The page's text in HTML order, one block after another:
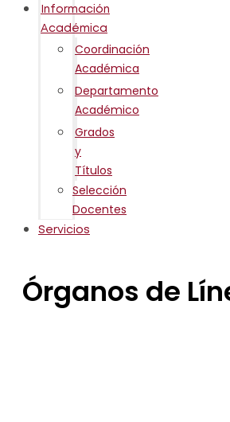
Información
Académica
Coordinación
Académica
Departamento
Académico
Grados
y
Títulos
Selección
Docentes
Servicios
Órganos de